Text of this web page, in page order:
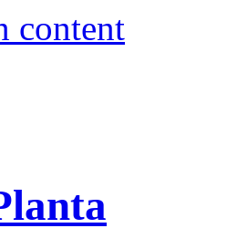
content